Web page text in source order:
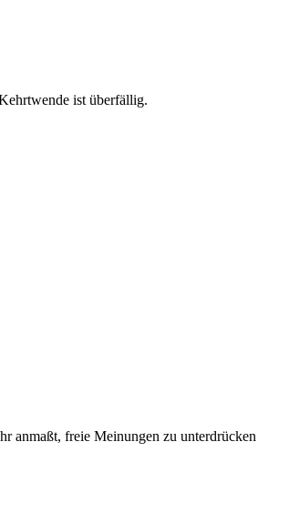
ist überfällig.
anmaßt, freie Meinungen zu unterdrücken